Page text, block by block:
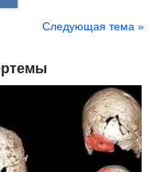
Следующая тема »